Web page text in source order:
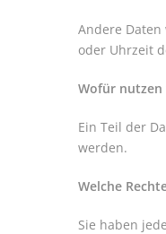
Andere
oder Uhrzeit
Wofür nutzen
Ein Teil der
werden.
Welche
Sie haben